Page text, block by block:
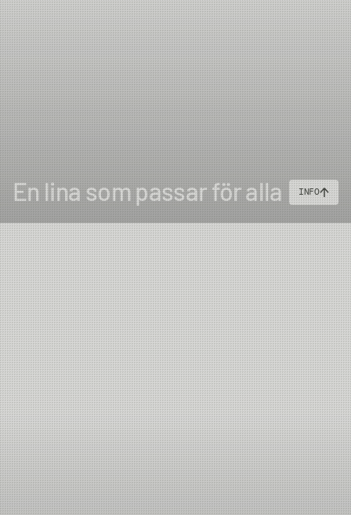
#6 8.75m 13g 27.5m
En lina som passar för alla INFO